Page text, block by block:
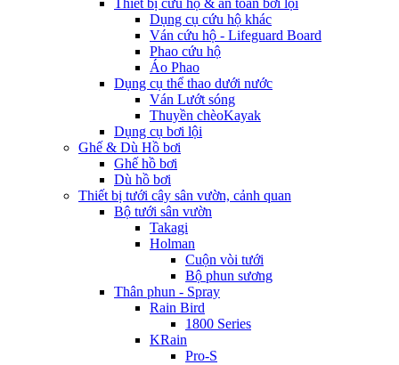
Thiết bị cứu hộ & an toàn bơi lội
Dụng cụ cứu hộ khác
Ván cứu hộ - Lifeguard Board
Phao cứu hộ
Áo Phao
Dụng cụ thể thao dưới nước
Ván Lướt sóng
Thuyền chèoKayak
Dụng cụ bơi lội
Ghế & Dù Hồ bơi
Ghế hồ bơi
Dù hồ bơi
Thiết bị tưới cây sân vườn, cảnh quan
Bộ tưới sân vườn
Takagi
Holman
Cuộn vòi tưới
Bộ phun sương
Thân phun - Spray
Rain Bird
1800 Series
KRain
Pro-S